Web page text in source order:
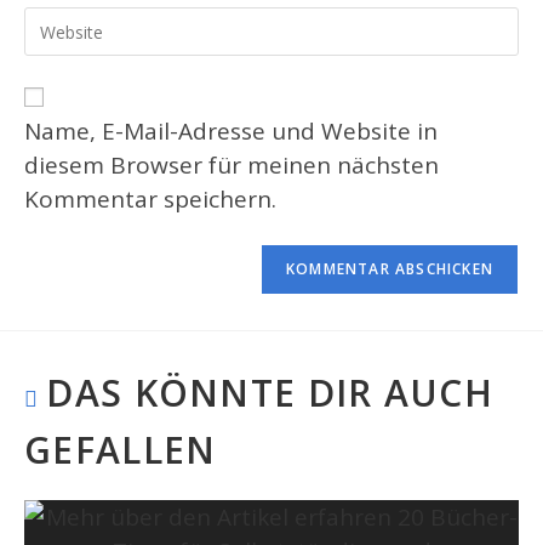
Benutzernamen
zum
ein
E-
Mail-
Adresse
zum
Kommentieren
ein
Gib
deine
Website-
URL
ein
(optional)
Name, E-Mail-Adresse und Website in
diesem Browser für meinen nächsten
Kommentar speichern.
DAS KÖNNTE DIR AUCH
GEFALLEN